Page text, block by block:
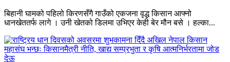
बिहानी घामको पहिलो किरणसँगै गाउँको एकजना वृद्ध किसान आफ्नो
धानखेततर्फ लागे । उनी खेतको डिलमा उभिएर केही बेर मौन बसे । हल्का...